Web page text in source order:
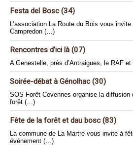
Festa del Bosc (34)
L’association La Route du Bois vous
Campredon (…)
Rencontres d’ici là (07)
A Genestelle, près d’Antraigues, le RAF
Soirée-débat à Génolhac (30)
SOS Forêt Cevennes organise la
forêt (…)
Fête de la forêt et dau bosc (83)
La commune de La Martre vous invite à
événement (…)